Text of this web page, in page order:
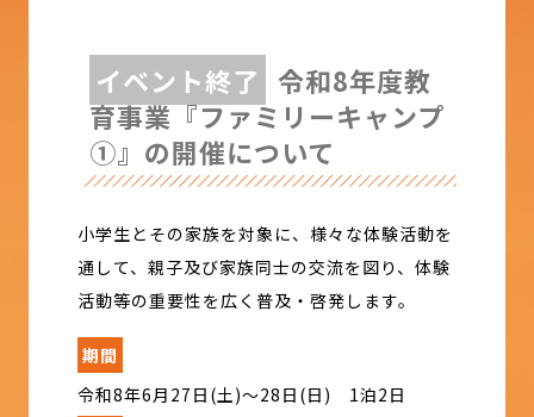
イベント終了 令和8年度教
育事業『ファミリーキャンプ
①』の開催について
小学生とその家族を対象に、様々な体験活動を
通して、親子及び家族同士の交流を図り、体験
活動等の重要性を広く普及・啓発します。
期間
令和8年6月27日(土)～28日(日) 1泊2日